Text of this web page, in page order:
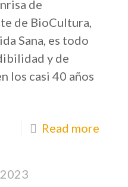
de
de BioCultura,
Sana, es todo
y de
los casi 40 años
Read more